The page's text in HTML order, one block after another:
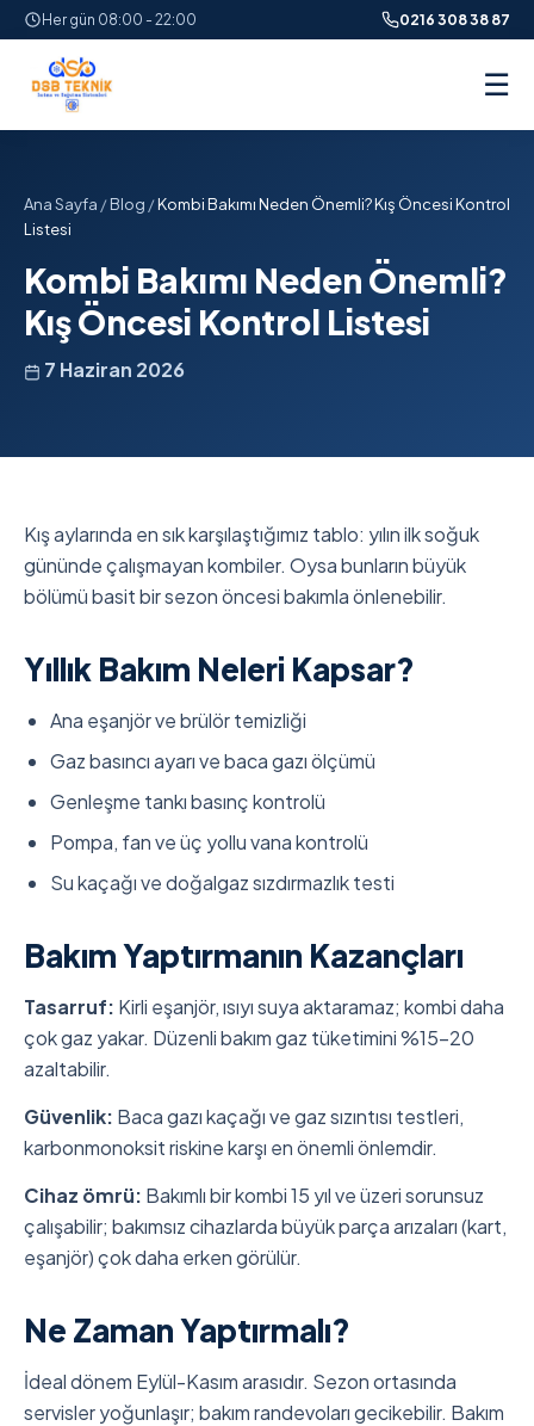
Her gün 08:00 - 22:00 0216 308 38 87
☰
Ana Sayfa /Blog /Kombi Bakımı Neden Önemli? Kış Öncesi Kontrol
Listesi
Kombi Bakımı Neden Önemli?
Kış Öncesi Kontrol Listesi
7 Haziran 2026
Kış aylarında en sık karşılaştığımız tablo: yılın ilk soğuk
gününde çalışmayan kombiler. Oysa bunların büyük
bölümü basit bir sezon öncesi bakımla önlenebilir.
Yıllık Bakım Neleri Kapsar?
Ana eşanjör ve brülör temizliği
Gaz basıncı ayarı ve baca gazı ölçümü
Genleşme tankı basınç kontrolü
Pompa, fan ve üç yollu vana kontrolü
Su kaçağı ve doğalgaz sızdırmazlık testi
Bakım Yaptırmanın Kazançları
Tasarruf: Kirli eşanjör, ısıyı suya aktaramaz; kombi daha
çok gaz yakar. Düzenli bakım gaz tüketimini %15-20
azaltabilir.
Güvenlik: Baca gazı kaçağı ve gaz sızıntısı testleri,
karbonmonoksit riskine karşı en önemli önlemdir.
Cihaz ömrü: Bakımlı bir kombi 15 yıl ve üzeri sorunsuz
çalışabilir; bakımsız cihazlarda büyük parça arızaları (kart,
eşanjör) çok daha erken görülür.
Ne Zaman Yaptırmalı?
İdeal dönem Eylül-Kasım arasıdır. Sezon ortasında
servisler yoğunlaşır; bakım randevoları gecikebilir. Bakım